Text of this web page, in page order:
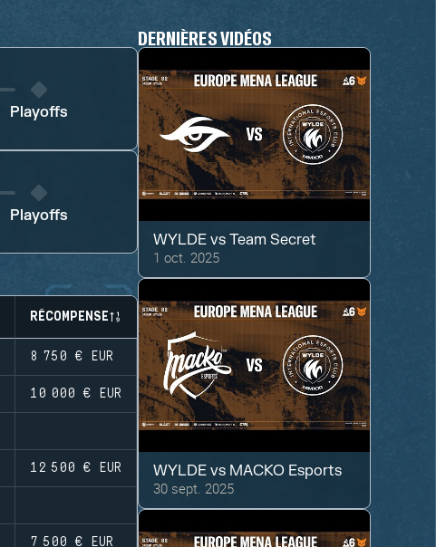
Playoffs
Playoffs
RÉCOMPENSE
8 750 € EUR
10 000 € EUR
12 500 € EUR
7 500 € EUR
DERNIÈRES VIDÉOS
WYLDE vsTeam Secret
1 oct. 2025
WYLDE vs MACKO Esports
30 sept. 2025